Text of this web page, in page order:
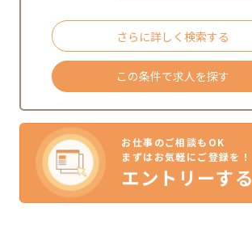
さらに詳しく検索する
この条件で求人を探す
お仕事のご相談もOK
まずはお気軽にご登録を！
エントリーする